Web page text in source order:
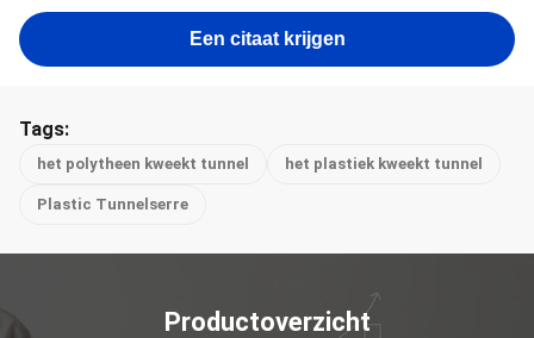
Een citaat krijgen
Tags:
het polytheen kweekt tunnel het plastiek kweekt tunnel
Plastic Tunnelserre
Productoverzicht